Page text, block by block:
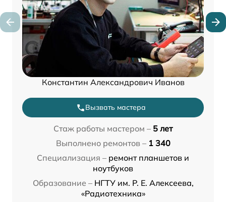
Константин Александрович Иванов
Вызвать мастера
Стаж работы мастером – 5 лет
Выполнено ремонтов – 1 340
Специализация – ремонт планшетов и
ноутбуков
Образование – НГТУ им. Р. Е. Алексеева,
«Радиотехника»